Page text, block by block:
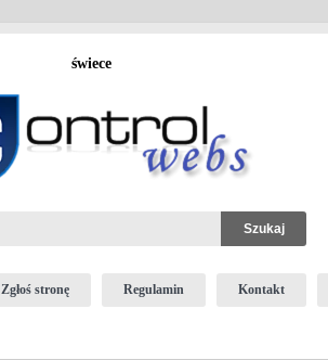
świece
Zgłoś stronę Regulamin Kontakt